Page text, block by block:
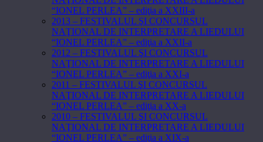
“IONEL PERLEA” – ediţia a XXIII-a
2013 – FESTIVALUL ŞI CONCURSUL
NAŢIONAL DE INTERPRETARE A LIEDULUI
“IONEL PERLEA” – ediţia a XXII-a
2012 – FESTIVALUL ŞI CONCURSUL
NAŢIONAL DE INTERPRETARE A LIEDULUI
“IONEL PERLEA” – ediţia a XXI-a
2011 – FESTIVALUL ŞI CONCURSUL
NAŢIONAL DE INTERPRETARE A LIEDULUI
“IONEL PERLEA” – ediţia a XX-a
2010 – FESTIVALUL ŞI CONCURSUL
NAŢIONAL DE INTERPRETARE A LIEDULUI
“IONEL PERLEA” – ediţia a XIX-a